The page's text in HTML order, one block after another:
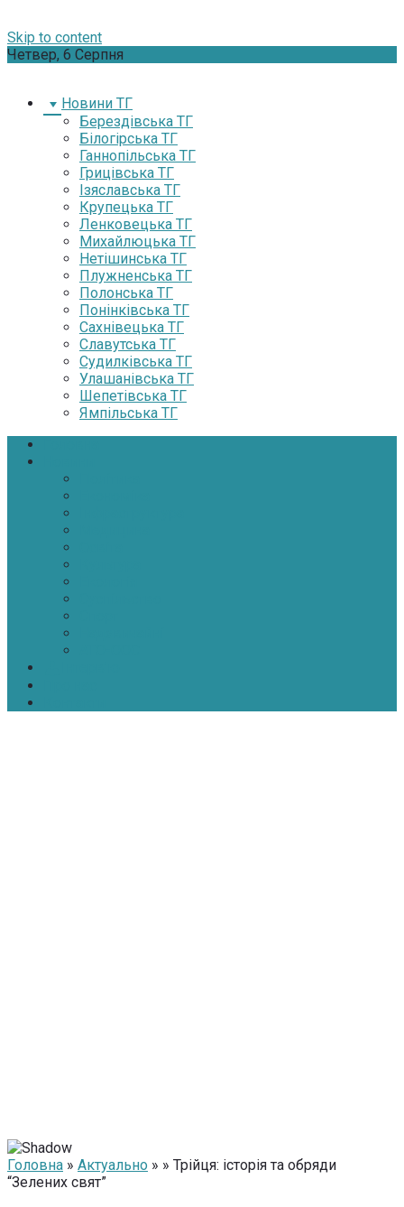
Skip to content
Четвер, 6 Серпня
Новини ТГ
Берездівська ТГ
Білогірська ТГ
Ганнопільська ТГ
Грицівська ТГ
Ізяславська ТГ
Крупецька ТГ
Ленковецька ТГ
Михайлюцька ТГ
Нетішинська ТГ
Плужненська ТГ
Полонська ТГ
Понінківська ТГ
Сахнівецька ТГ
Славутська ТГ
Судилківська ТГ
Улашанівська ТГ
Шепетівська ТГ
Ямпільська ТГ
Головна » Актуально » » Трійця: історія та обряди
“Зелених свят”